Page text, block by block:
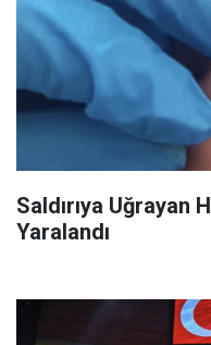
Saldırıya Uğrayan
Yaralandı